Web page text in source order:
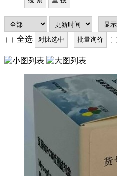
全选